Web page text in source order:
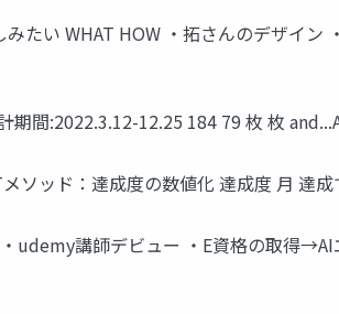
たい WHAT HOW ・拓さんのデザイン
期間:2022.3.12-12.25 184 79 枚 枚
ソッド：達成度の数値化 達成度 月 達
udemy講師デビュー ・E資格の取得